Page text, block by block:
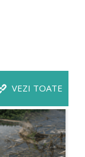
VEZI TOATE